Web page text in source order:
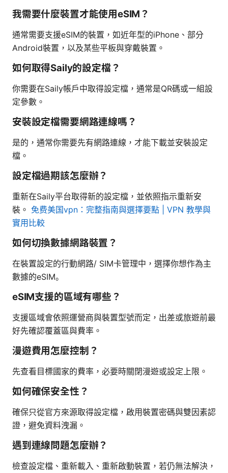
我需要什麼裝置才能使用eSIM？
通常需要支援eSIM的裝置，如近年型的iPhone、部分
Android裝置，以及某些平板與穿戴裝置。
如何取得Saily的設定檔？
你需要在Saily帳戶中取得設定檔，通常是QR碼或一組設
定參數。
安裝設定檔需要網路連線嗎？
是的，通常你需要先有網路連線，才能下載並安裝設定
檔。
設定檔過期該怎麼辦？
重新在Saily平台取得新的設定檔，並依照指示重新安
裝。 免费美国vpn：完整指南與選擇要點 | VPN 教學與
實用比較
如何切換數據網路裝置？
在裝置設定的行動網路/ SIM卡管理中，選擇你想作為主
數據的eSIM。
eSIM支援的區域有哪些？
支援區域會依照運營商與裝置型號而定，出差或旅遊前最
好先確認覆蓋區與費率。
漫遊費用怎麼控制？
先查看目標國家的費率，必要時關閉漫遊或設定上限。
如何確保安全性？
確保只從官方來源取得設定檔，啟用裝置密碼與雙因素認
證，避免資料洩漏。
遇到連線問題怎麼辦？
檢查設定檔、重新載入、重新啟動裝置，若仍無法解決，